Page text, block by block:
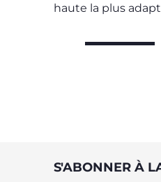
haute la plus
S'ABONNER À